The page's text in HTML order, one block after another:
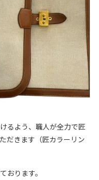
るよう、職人が全力で匠
だきます（匠カラーリン
おります。